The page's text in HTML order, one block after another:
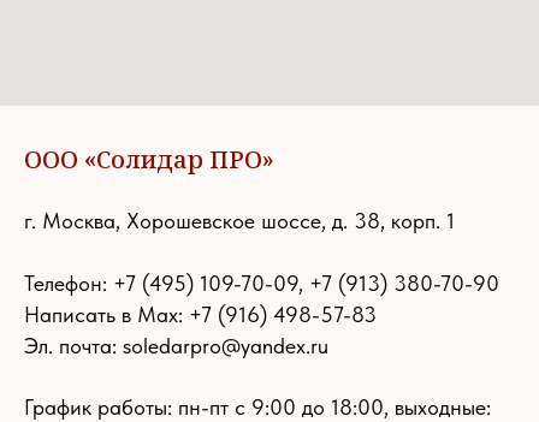
ООО «Солидар ПРО»
г. Москва, Хорошевское шоссе, д. 38, корп. 1
Телефон: +7 (495) 109-70-09, +7 (913) 380-70-90
Написать в Max: +7 (916) 498-57-83
Эл. почта: soledarpro@yandex.ru
График работы: пн-пт с 9:00 до 18:00, выходные: